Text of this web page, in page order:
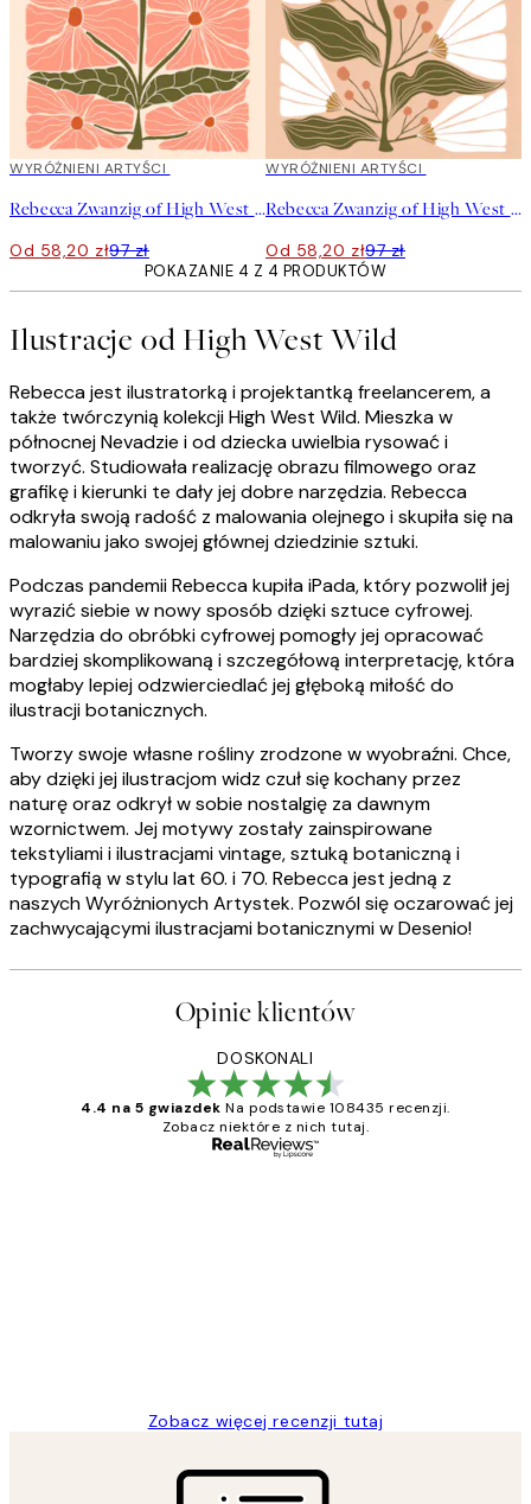
40%*
WYRÓŻNIENI ARTYŚCI
Rebecca Zwanzig of High West Wild - Franny Plakat
Od 58,20 zł97 zł
40%*
WYRÓŻNIENI ARTYŚCI
Rebecca Zwanzig of High West Wild - Maeve Plakat
Od 58,20 zł97 zł
POKAZANIE 4 Z 4 PRODUKTÓW
Ilustracje od High West Wild
Rebecca jest ilustratorką i projektantką freelancerem, a
także twórczynią kolekcji High West Wild. Mieszka w
północnej Nevadzie i od dziecka uwielbia rysować i
tworzyć. Studiowała realizację obrazu filmowego oraz
grafikę i kierunki te dały jej dobre narzędzia. Rebecca
odkryła swoją radość z malowania olejnego i skupiła się na
malowaniu jako swojej głównej dziedzinie sztuki.
Podczas pandemii Rebecca kupiła iPada, który pozwolił jej
wyrazić siebie w nowy sposób dzięki sztuce cyfrowej.
Narzędzia do obróbki cyfrowej pomogły jej opracować
bardziej skomplikowaną i szczegółową interpretację, która
mogłaby lepiej odzwierciedlać jej głęboką miłość do
ilustracji botanicznych.
Tworzy swoje własne rośliny zrodzone w wyobraźni. Chce,
aby dzięki jej ilustracjom widz czuł się kochany przez
naturę oraz odkrył w sobie nostalgię za dawnym
wzornictwem. Jej motywy zostały zainspirowane
tekstyliami i ilustracjami vintage, sztuką botaniczną i
typografią w stylu lat 60. i 70. Rebecca jest jedną z
naszych Wyróżnionych Artystek. Pozwól się oczarować jej
zachwycającymi ilustracjami botanicznymi w Desenio!
Opinie klientów
DOSKONALI
4.4 na 5 gwiazdek Na podstawie 108435 recenzji.
Zobacz niektóre z nich tutaj.
Zobacz więcej recenzji tutaj